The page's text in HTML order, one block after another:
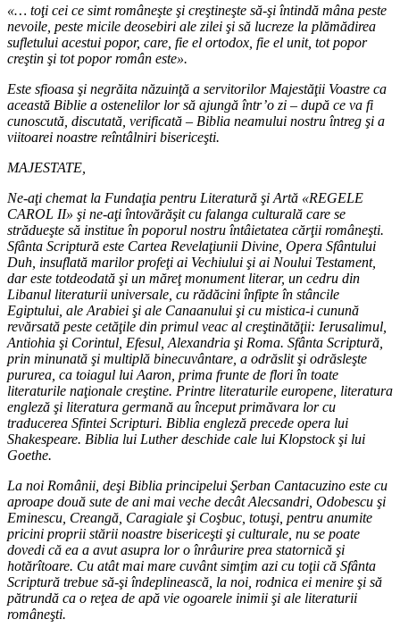
«… toţi cei ce simt româneşte şi creştineşte să-şi întindă mâna peste
nevoile, peste micile deosebiri ale zilei şi să lucreze la plămădirea
sufletului acestui popor, care, fie el ortodox, fie el unit, tot popor
creştin şi tot popor român este».
Este sfioasa şi negrăita năzuinţă a servitorilor Majestăţii Voastre ca
această Biblie a ostenelilor lor să ajungă într’o zi – după ce va fi
cunoscută, discutată, verificată – Biblia neamului nostru întreg şi a
viitoarei noastre reîntâlniri bisericeşti.
MAJESTATE,
Ne-aţi chemat la Fundaţia pentru Literatură şi Artă «REGELE
CAROL II» şi ne-aţi întovărăşit cu falanga culturală care se
strădueşte să institue în poporul nostru întâietatea cărţii româneşti.
Sfânta Scriptură este Cartea Revelaţiunii Divine, Opera Sfântului
Duh, insuflată marilor profeţi ai Vechiului şi ai Noului Testament,
dar este totdeodată şi un măreţ monument literar, un cedru din
Libanul literaturii universale, cu rădăcini înfipte în stâncile
Egiptului, ale Arabiei şi ale Canaanului şi cu mistica-i cunună
revărsată peste cetăţile din primul veac al creştinătăţii: Ierusalimul,
Antiohia şi Corintul, Efesul, Alexandria şi Roma. Sfânta Scriptură,
prin minunată şi multiplă binecuvântare, a odrăslit şi odrăsleşte
pururea, ca toiagul lui Aaron, prima frunte de flori în toate
literaturile naţionale creştine. Printre literaturile europene, literatura
engleză şi literatura germană au început primăvara lor cu
traducerea Sfintei Scripturi. Biblia engleză precede opera lui
Shakespeare. Biblia lui Luther deschide cale lui Klopstock şi lui
Goethe.
La noi Românii, deşi Biblia principelui Şerban Cantacuzino este cu
aproape două sute de ani mai veche decât Alecsandri, Odobescu şi
Eminescu, Creangă, Caragiale şi Coşbuc, totuşi, pentru anumite
pricini proprii stării noastre bisericeşti şi culturale, nu se poate
dovedi că ea a avut asupra lor o înrâurire prea statornică şi
hotărîtoare. Cu atât mai mare cuvânt simţim azi cu toţii că Sfânta
Scriptură trebue să-şi îndeplinească, la noi, rodnica ei menire şi să
pătrundă ca o reţea de apă vie ogoarele inimii şi ale literaturii
româneşti.